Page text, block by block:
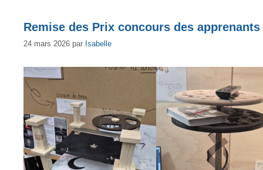
Remise des Prix concours des apprenants
24 mars 2026 par Isabelle